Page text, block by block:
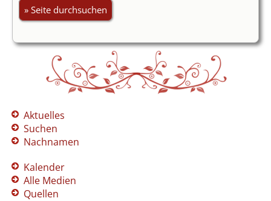
» Seite durchsuchen
Aktuelles
Suchen
Nachnamen
Kalender
Alle Medien
Quellen